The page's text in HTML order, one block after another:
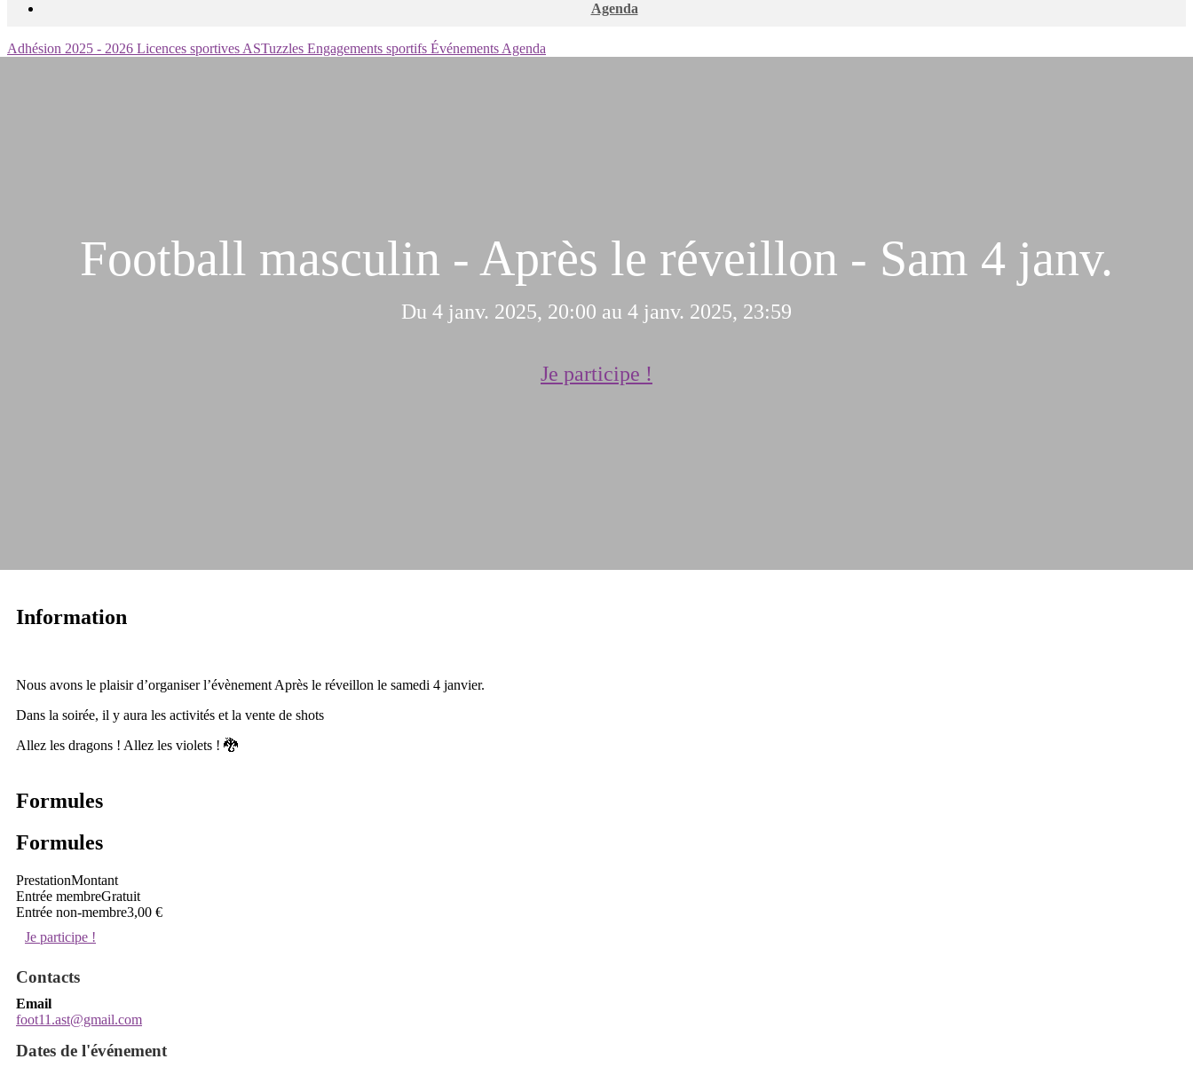
Agenda
Adhésion 2025 - 2026 Licences sportives ASTuzzles Engagements sportifs Événements Agenda
Football masculin - Après le réveillon - Sam 4 janv.
Du 4 janv. 2025, 20:00 au 4 janv. 2025, 23:59
Je participe !
Information
Nous avons le plaisir d’organiser l’évènement Après le réveillon le samedi 4 janvier.
Dans la soirée, il y aura les activités et la vente de shots
Allez les dragons ! Allez les violets ! 🐉
Formules
Formules
PrestationMontant
Entrée membreGratuit
Entrée non-membre3,00 €
Je participe !
Contacts
Email
foot11.ast@gmail.com
Dates de l'événement